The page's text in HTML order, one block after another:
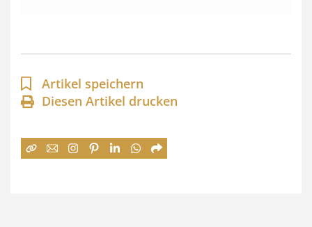
p
a
n
e
Artikel speichern
Diesen Artikel drucken